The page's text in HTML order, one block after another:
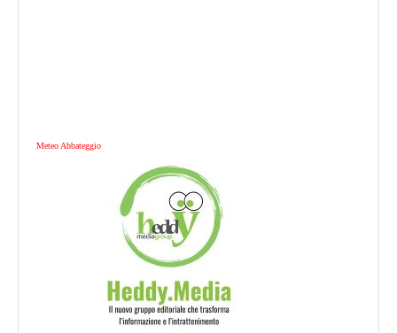
Meteo Abbateggio